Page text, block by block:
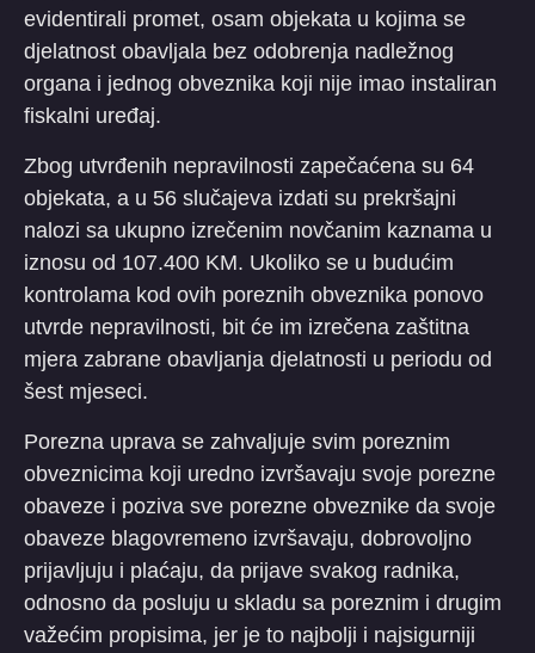
evidentirali promet, osam objekata u kojima se
djelatnost obavljala bez odobrenja nadležnog
organa i jednog obveznika koji nije imao instaliran
fiskalni uređaj.
Zbog utvrđenih nepravilnosti zapečaćena su 64
objekata, a u 56 slučajeva izdati su prekršajni
nalozi sa ukupno izrečenim novčanim kaznama u
iznosu od 107.400 KM. Ukoliko se u budućim
kontrolama kod ovih poreznih obveznika ponovo
utvrde nepravilnosti, bit će im izrečena zaštitna
mjera zabrane obavljanja djelatnosti u periodu od
šest mjeseci.
Porezna uprava se zahvaljuje svim poreznim
obveznicima koji uredno izvršavaju svoje porezne
obaveze i poziva sve porezne obveznike da svoje
obaveze blagovremeno izvršavaju, dobrovoljno
prijavljuju i plaćaju, da prijave svakog radnika,
odnosno da posluju u skladu sa poreznim i drugim
važećim propisima, jer je to najbolji i najsigurniji